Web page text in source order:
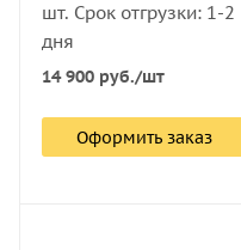
шт. Срок отгрузки: 1-2
дня
14 900 руб./шт
Оформить заказ